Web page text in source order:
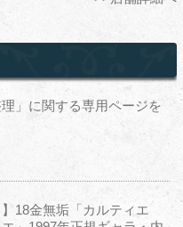
理」に関する専用ページを
】18金無垢「カルティエ